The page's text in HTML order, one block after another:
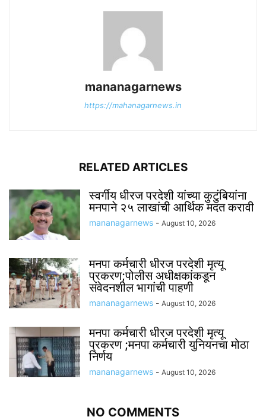
mananagarnews
https://mahanagarnews.in
RELATED ARTICLES
स्वर्गीय धीरज परदेशी यांच्या कुटुंबियांना
मनपाने २५ लाखांची आर्थिक मदत करावी
mananagarnews - August 10, 2026
मनपा कर्मचारी धीरज परदेशी मृत्यू
प्रकरण;पोलीस अधीक्षकांकडून
संवेदनशील भागांची पाहणी
mananagarnews - August 10, 2026
मनपा कर्मचारी धीरज परदेशी मृत्यू
प्रकरण ;मनपा कर्मचारी युनियनचा मोठा
निर्णय
mananagarnews - August 10, 2026
NO COMMENTS